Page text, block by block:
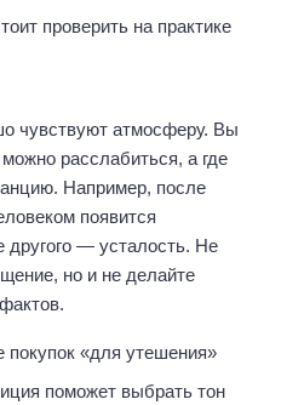
проверить на практике
чувствуют атмосферу. Вы
расслабиться, а где
Например, после
появится
другого — усталость. Не
но и не делайте
покупок «для утешения»
поможет выбрать тон